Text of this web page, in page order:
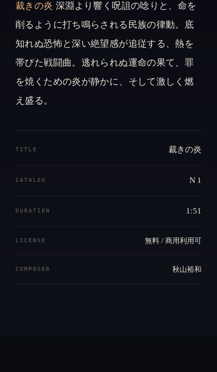
裁きの炎 深淵より響く呪詛の唸りと、命を
削るように打ち鳴らされる民族の律動。底
知れぬ恐怖と深い絶望感が追従する、熱を
帯びた戦闘曲。逃れられぬ運命の果て、罪
を焼くための炎が静かに、そして激しく燃
え盛る。
TITLE 裁きの炎
CATALOG N 1
DURATION 1:51
LICENSE 無料 / 商用利用可
COMPOSER 秋山裕和